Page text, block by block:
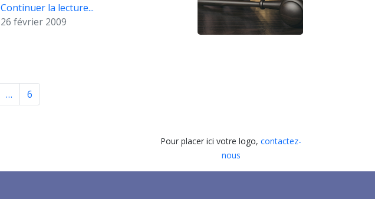
Continuer la lecture...
26 février 2009
… 6
Pour placer ici votre logo, contactez-
nous